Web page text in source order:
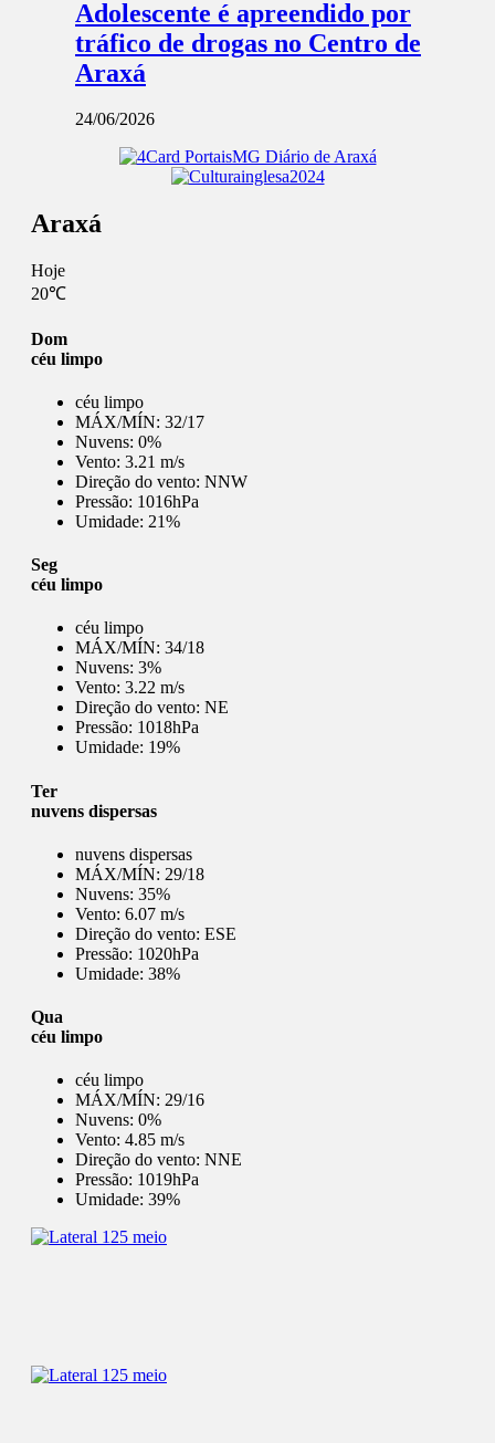
Adolescente é apreendido por
tráfico de drogas no Centro de
Araxá
24/06/2026
Araxá
Hoje
20℃
Dom
céu limpo
céu limpo
MÁX/MÍN: 32/17
Nuvens: 0%
Vento: 3.21 m/s
Direção do vento: NNW
Pressão: 1016hPa
Umidade: 21%
Seg
céu limpo
céu limpo
MÁX/MÍN: 34/18
Nuvens: 3%
Vento: 3.22 m/s
Direção do vento: NE
Pressão: 1018hPa
Umidade: 19%
Ter
nuvens dispersas
nuvens dispersas
MÁX/MÍN: 29/18
Nuvens: 35%
Vento: 6.07 m/s
Direção do vento: ESE
Pressão: 1020hPa
Umidade: 38%
Qua
céu limpo
céu limpo
MÁX/MÍN: 29/16
Nuvens: 0%
Vento: 4.85 m/s
Direção do vento: NNE
Pressão: 1019hPa
Umidade: 39%